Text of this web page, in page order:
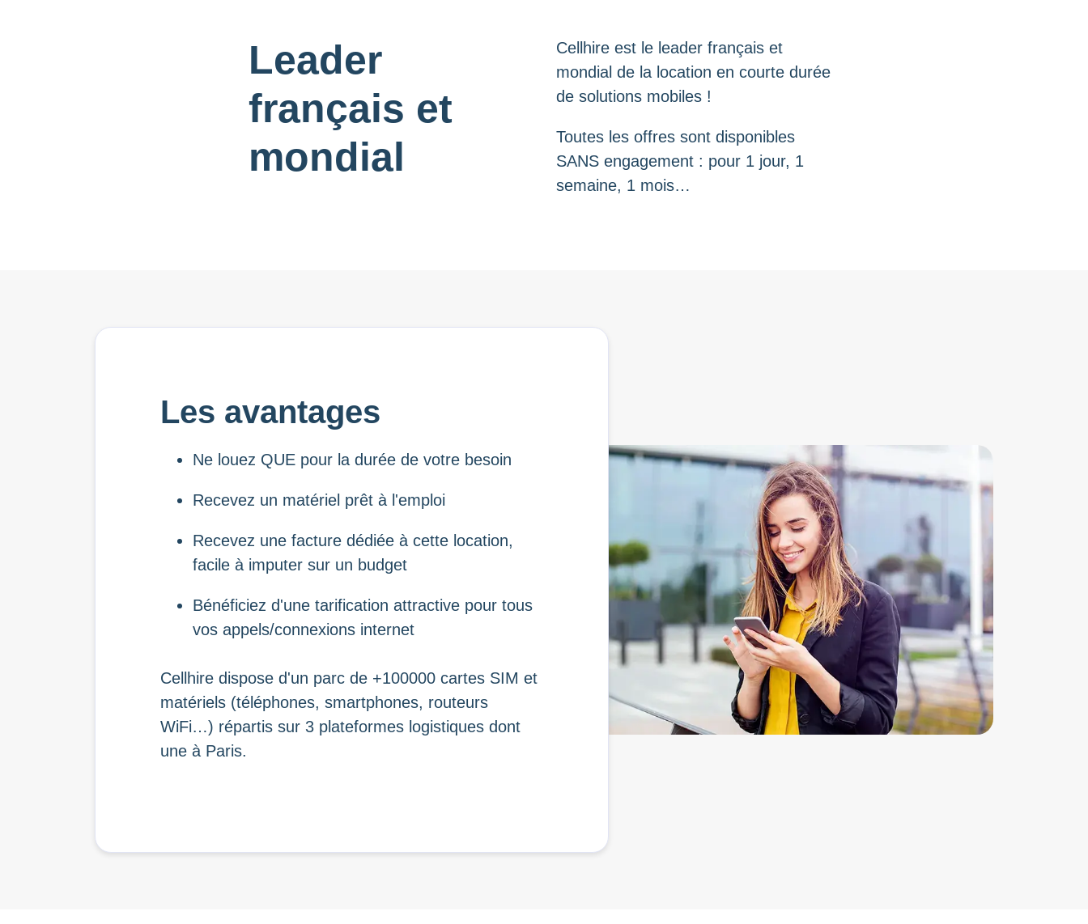
Leader
français et
mondial
Cellhire est le leader français et
mondial de la location en courte durée
de solutions mobiles !
Toutes les offres sont disponibles
SANS engagement : pour 1 jour, 1
semaine, 1 mois…
Les avantages
Ne louez QUE pour la durée de votre besoin
Recevez un matériel prêt à l'emploi
Recevez une facture dédiée à cette location,
facile à imputer sur un budget
Bénéficiez d'une tarification attractive pour tous
vos appels/connexions internet
Cellhire dispose d'un parc de +100000 cartes SIM et
matériels (téléphones, smartphones, routeurs
WiFi…) répartis sur 3 plateformes logistiques dont
une à Paris.